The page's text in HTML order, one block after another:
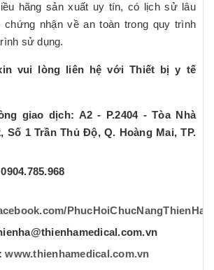
hãng sản xuất uy tín, có lịch sử lâu
nhận về an toàn trong quy trình
sử dụng.
vui lòng liên hệ với Thiết bị y tế
giao dịch: A2 - P.2404 - Tòa Nhà
Số 1 Trần Thủ Độ, Q. Hoàng Mai, TP.
PhucHoiChucNangThienHa
www.thienhamedical.com.vn